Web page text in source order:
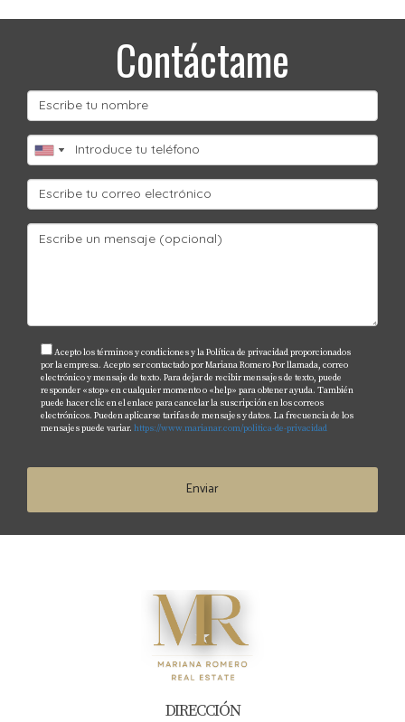
Contáctame
Acepto los términos y condiciones y la Política de privacidad proporcionados
por la empresa. Acepto ser contactado por Mariana Romero Por llamada, correo
electrónico y mensaje de texto. Para dejar de recibir mensajes de texto, puede
responder «stop» en cualquier momento o «help» para obtener ayuda. También
puede hacer clic en el enlace para cancelar la suscripción en los correos
electrónicos. Pueden aplicarse tarifas de mensajes y datos. La frecuencia de los
mensajes puede variar. https://www.marianar.com/politica-de-privacidad
Enviar
DIRECCIÓN